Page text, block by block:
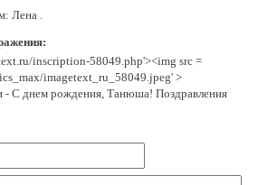
Лена .
inscription-58049.php'><img src =
imagetext_ru_58049.jpeg' >
- С днем рождения, Танюша! Поздравления